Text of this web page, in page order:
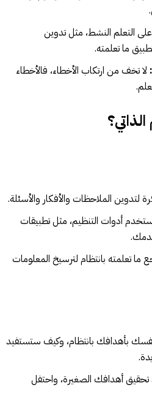
على التعلم النشط، مثل تدوين
ما تعلمته.
لا تخف من ارتكاب الأخطاء، فالأخطاء
لتدوين الملاحظات والأفكار والأسئلة.
أدوات التنظيم، مثل تطبيقات
ما تعلمته بانتظام لترسيخ المعلومات
بأهدافك بانتظام، وكيف ستستفيد
أهدافك الصغيرة، واحتفل